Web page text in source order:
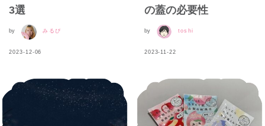
3選
by みるぴ
2023-12-06
の蓋の必要性
by toshi
2023-11-22